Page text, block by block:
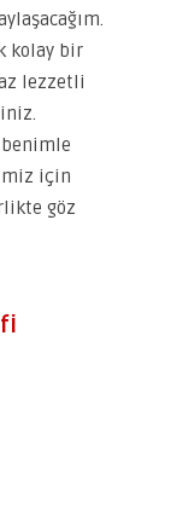
kolay bir
lezzetli
için
göz